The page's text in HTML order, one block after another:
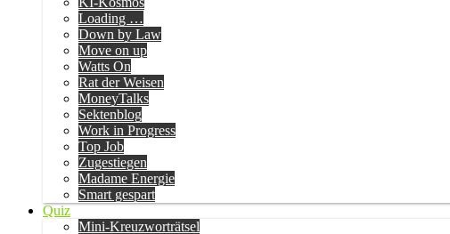
Loading …
Down by Law
Move on up
Watts On
Rat der Weisen
MoneyTalks
Sektenblog
Work in Progress
Top Job
Zugestiegen
Madame Energie
Smart gespart
Quiz
Mini-Kreuzworträtsel